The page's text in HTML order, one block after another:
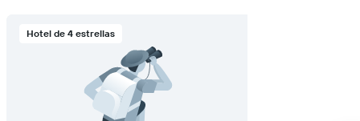
Hotel de 4 estrellas